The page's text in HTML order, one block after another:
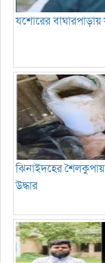
যশোরের
ঝিনাইদহের
উদ্ধার